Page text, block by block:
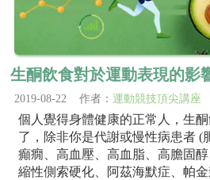
生酮飲食對於運動表現的影
2019-08-22 作者： 運動競技頂尖講座
個人覺得身體健康的正常人，生
了，除非你是代謝或慢性病患者 (
癲癇、高血壓、高血脂、高膽固
縮性側索硬化、阿茲海默症、帕